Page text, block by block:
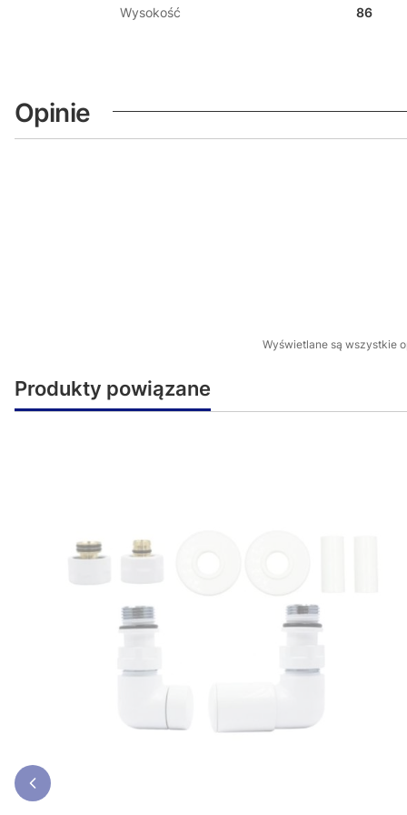
Wysokość 86
Opinie
Wyświetlane są wszystkie
Produkty powiązane